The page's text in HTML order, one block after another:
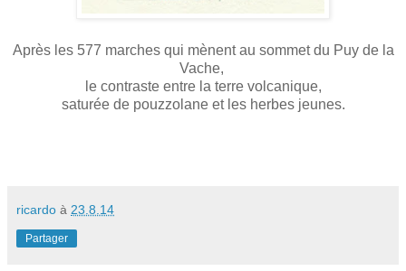
Après les 577 marches qui mènent au sommet du Puy de la
Vache,
le contraste entre la terre volcanique,
saturée de pouzzolane et les herbes jeunes.
ricardo à 23.8.14
Partager